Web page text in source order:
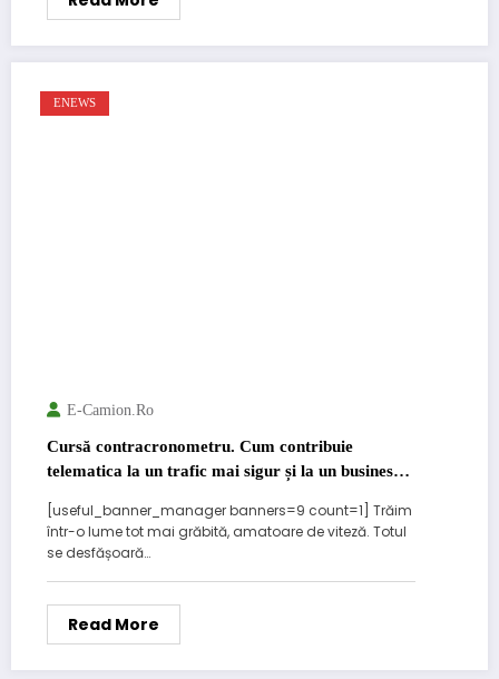
ENEWS
E-Camion.ro
Cursă contracronometru. Cum contribuie
telematica la un trafic mai sigur și la un business
[useful_banner_manager banners=9 count=1] Trăim
într-o lume tot mai grăbită, amatoare de viteză. Totul
se desfășoară…
Read More